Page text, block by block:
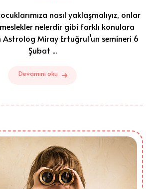
nasıl yaklaşmalıyız, onlar
nelerdir gibi farklı konulara
Astrolog Miray Ertuğrul’un semineri 6
Şubat ...
Devamını oku